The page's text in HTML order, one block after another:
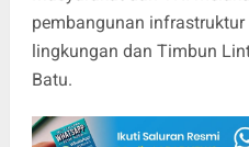
pembangunan infrastruktur
lingkungan dan Timbun
Batu.